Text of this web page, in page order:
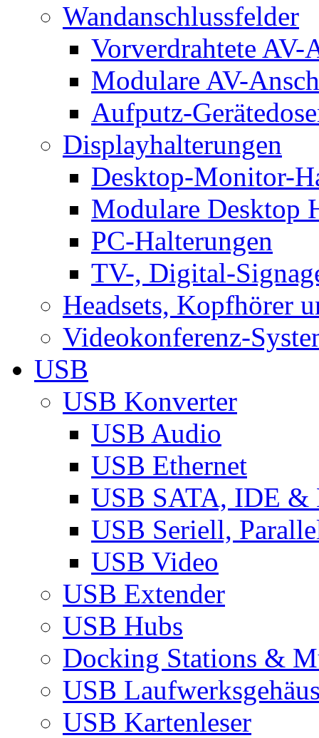
Wandanschlussfelder
Vorverdrahtete AV-
Modulare AV-
Aufputz-
Displayhalterungen
Desktop-Monitor-
Modulare Desktop
PC-Halterungen
TV-, Digital-
Headsets, Kopfhörer
Videokonferenz-
USB
USB Konverter
USB Audio
USB Ethernet
USB SATA, IDE &
USB Seriell,
USB Video
USB Extender
USB Hubs
Docking Stations &
USB
USB Kartenleser